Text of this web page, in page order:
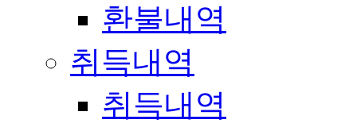
환불내역
취득내역
취득내역